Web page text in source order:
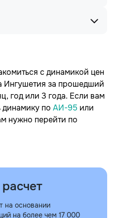
с динамикой цен
Ингушетия за прошедший
год или 3 года. Если вам
динамику по АИ-95 или
нужно перейти по
на основании
на более чем 17 000